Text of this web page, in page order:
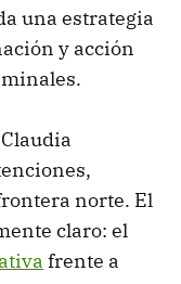
una estrategia
y acción
norte. El
claro: el
frente a